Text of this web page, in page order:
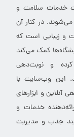
خدمات سلامت و
می‌شوند. در کنار آن
و زیبایی است که
کمک می‌کند
و نوبت‌دهی
این وب‌سایت با
آنلاین و ابزارهای
خدمات و
جذب و مدیریت